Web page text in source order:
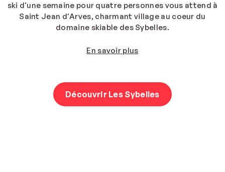
ski d'une semaine pour quatre personnes vous attend à
Saint Jean d'Arves, charmant village au coeur du
domaine skiable des Sybelles.
En savoir plus
Découvrir Les Sybelles